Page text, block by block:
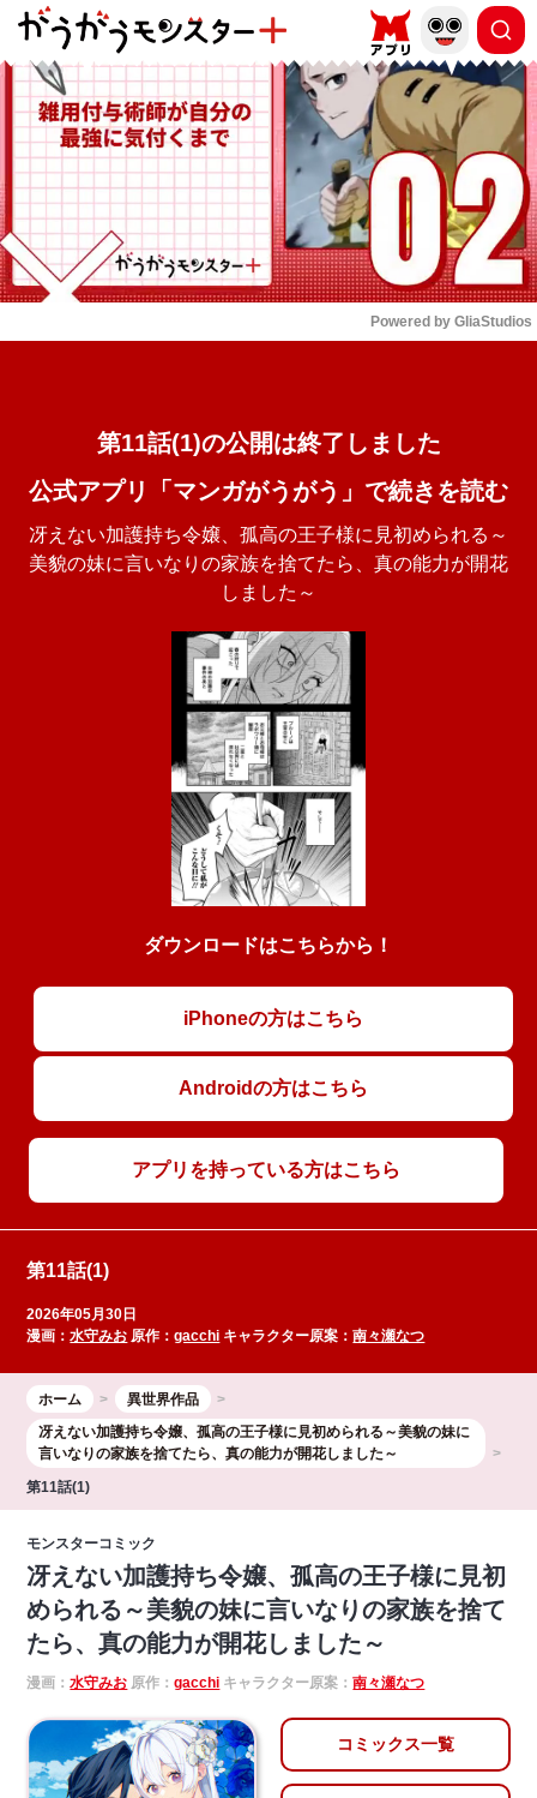
もっと読む
Powered by GliaStudios
第11話(1)の公開は終了しました
公式アプリ「マンガがうがう」で続きを読む
冴えない加護持ち令嬢、孤高の王子様に見初められる～
美貌の妹に言いなりの家族を捨てたら、真の能力が開花
しました～
ダウンロードはこちらから！
iPhoneの方はこちら
Androidの方はこちら
アプリを持っている方はこちら
第11話(1)
2026年05月30日
漫画：水守みお 原作：gacchi キャラクター原案：南々瀬なつ
ホーム
異世界作品
冴えない加護持ち令嬢、孤高の王子様に見初められる～美貌の妹に
言いなりの家族を捨てたら、真の能力が開花しました～
第11話(1)
モンスターコミック
冴えない加護持ち令嬢、孤高の王子様に見初
められる～美貌の妹に言いなりの家族を捨て
たら、真の能力が開花しました～
漫画：水守みお 原作：gacchi キャラクター原案：南々瀬なつ
コミックス一覧